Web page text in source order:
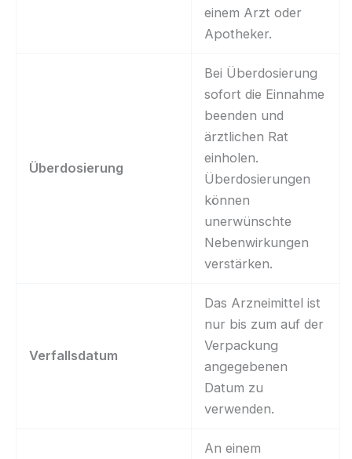
einem Arzt oder
Apotheker.
Überdosierung
Bei Überdosierung
sofort die Einnahme
beenden und
ärztlichen Rat
einholen.
Überdosierungen
können
unerwünschte
Nebenwirkungen
verstärken.
Verfallsdatum
Das Arzneimittel ist
nur bis zum auf der
Verpackung
angegebenen
Datum zu
verwenden.
An einem